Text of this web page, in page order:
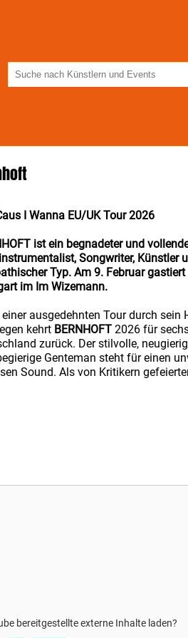
I Wanna EU/UK Tour 2026
ist ein begnadeter und
Songwriter, Künstler
Typ. Am 9. Februar gastiert
im Im Wizemann.
einer ausgedehnten Tour durch sein
kehrt BERNHOFT2026 für
zurück. Der stilvolle,
Genteman steht für einen
Sound. Als von Kritikern
kann er auf eine solide
bereitgestellte externe Inhalte laden?